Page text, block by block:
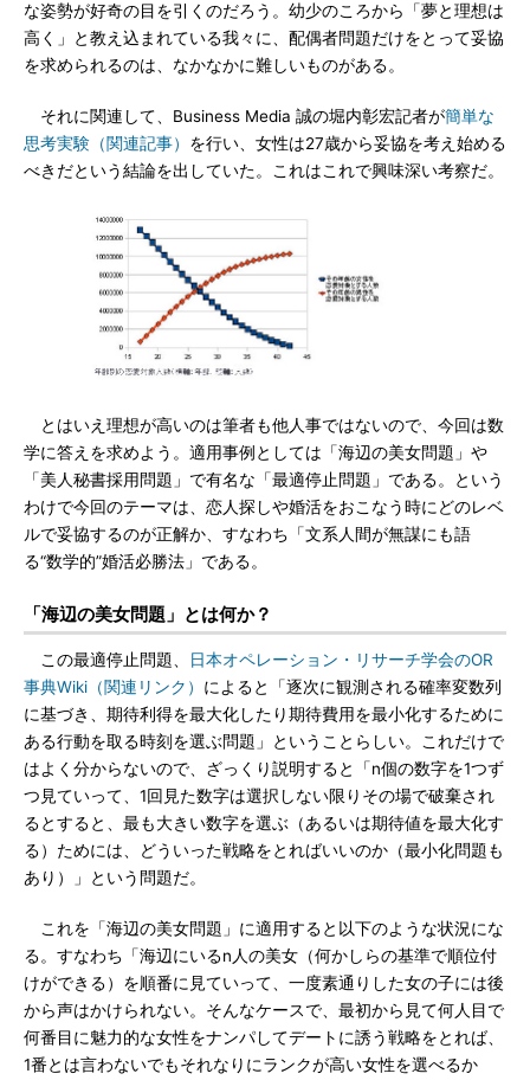
な姿勢が好奇の目を引くのだろう。幼少のころから「夢と理想は
高く」と教え込まれている我々に、配偶者問題だけをとって妥協
を求められるのは、なかなかに難しいものがある。
それに関連して、Business Media 誠の堀内彰宏記者が簡単な
思考実験（関連記事） を行い、女性は27歳から妥協を考え始める
べきだという結論を出していた。これはこれで興味深い考察だ。
とはいえ理想が高いのは筆者も他人事ではないので、今回は数
学に答えを求めよう。適用事例としては「海辺の美女問題」や
「美人秘書採用問題」で有名な「最適停止問題」である。という
わけで今回のテーマは、恋人探しや婚活をおこなう時にどのレベ
ルで妥協するのが正解か、すなわち「文系人間が無謀にも語
る“数学的”婚活必勝法」である。
「海辺の美女問題」とは何か？
この最適停止問題、
日本オペレーション・リサーチ学会のOR
事典Wiki（関連リンク） によると「逐次に観測される確率変数列
に基づき、期待利得を最大化したり期待費用を最小化するために
ある行動を取る時刻を選ぶ問題」ということらしい。これだけで
はよく分からないので、ざっくり説明すると「n個の数字を1つず
つ見ていって、1回見た数字は選択しない限りその場で破棄され
るとすると、最も大きい数字を選ぶ（あるいは期待値を最大化す
る）ためには、どういった戦略をとればいいのか（最小化問題も
あり）」という問題だ。
これを「海辺の美女問題」に適用すると以下のような状況にな
る。すなわち「海辺にいるn人の美女（何かしらの基準で順位付
けができる）を順番に見ていって、一度素通りした女の子には後
から声はかけられない。そんなケースで、最初から見て何人目で
何番目に魅力的な女性をナンパしてデートに誘う戦略をとれば、
1番とは言わないでもそれなりにランクが高い女性を選べるか